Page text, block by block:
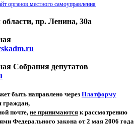
органов местного самоуправления
пр. Ленина, 30а
Собрания депутатов
быть направлено через Платформу
граждан,
почте, не принимаются к рассмотрению
Федерального закона от 2 мая 2006 года